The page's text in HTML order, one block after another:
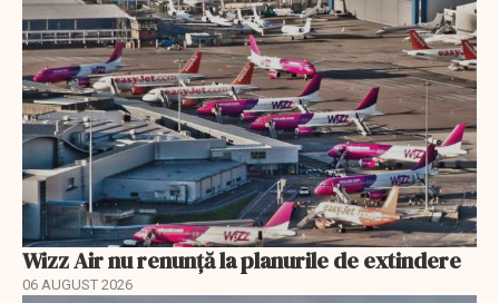
Wizz Air nu renunță la planurile de extindere
06 AUGUST 2026